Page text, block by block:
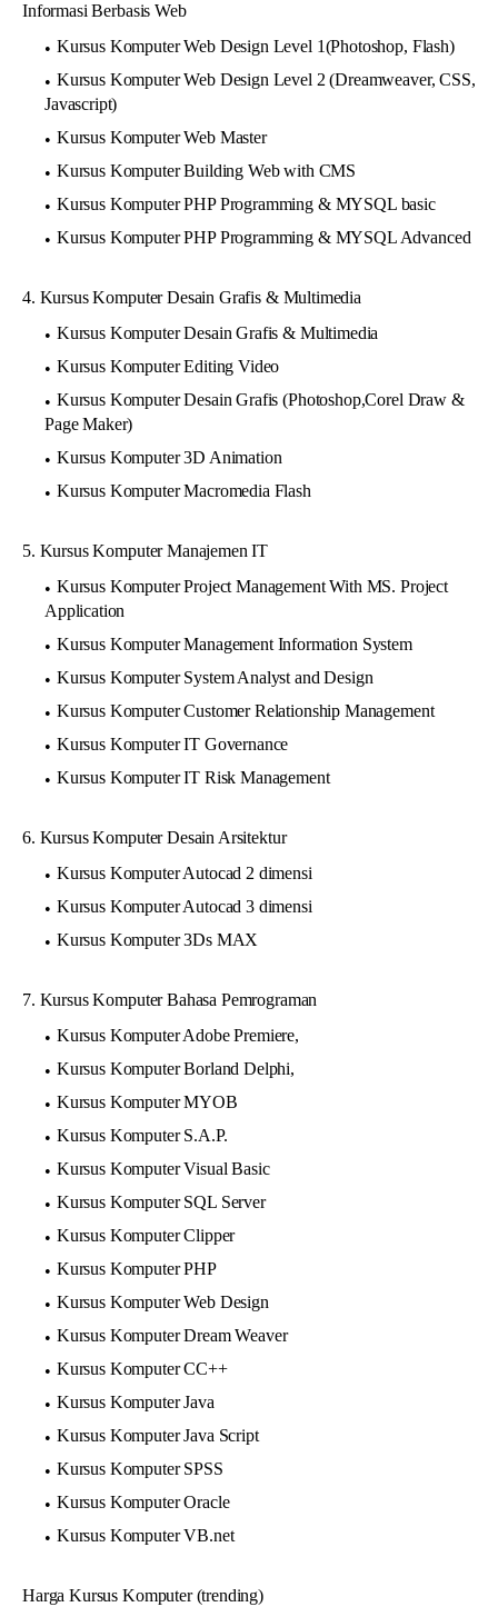
Informasi Berbasis Web
Kursus Komputer Web Design Level 1(Photoshop, Flash)
Kursus Komputer Web Design Level 2 (Dreamweaver, CSS,
Javascript)
Kursus Komputer Web Master
Kursus Komputer Building Web with CMS
Kursus Komputer PHP Programming & MYSQL basic
Kursus Komputer PHP Programming & MYSQL Advanced
4. Kursus Komputer Desain Grafis & Multimedia
Kursus Komputer Desain Grafis & Multimedia
Kursus Komputer Editing Video
Kursus Komputer Desain Grafis (Photoshop,Corel Draw &
Page Maker)
Kursus Komputer 3D Animation
Kursus Komputer Macromedia Flash
5. Kursus Komputer Manajemen IT
Kursus Komputer Project Management With MS. Project
Application
Kursus Komputer Management Information System
Kursus Komputer System Analyst and Design
Kursus Komputer Customer Relationship Management
Kursus Komputer IT Governance
Kursus Komputer IT Risk Management
6. Kursus Komputer Desain Arsitektur
Kursus Komputer Autocad 2 dimensi
Kursus Komputer Autocad 3 dimensi
Kursus Komputer 3Ds MAX
7. Kursus Komputer Bahasa Pemrograman
Kursus Komputer Adobe Premiere,
Kursus Komputer Borland Delphi,
Kursus Komputer MYOB
Kursus Komputer S.A.P.
Kursus Komputer Visual Basic
Kursus Komputer SQL Server
Kursus Komputer Clipper
Kursus Komputer PHP
Kursus Komputer Web Design
Kursus Komputer Dream Weaver
Kursus Komputer CC++
Kursus Komputer Java
Kursus Komputer Java Script
Kursus Komputer SPSS
Kursus Komputer Oracle
Kursus Komputer VB.net
Harga Kursus Komputer (trending)